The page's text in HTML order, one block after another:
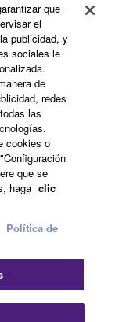
de uso
cookies
que
el
publicidad, y
sociales le
de
redes
las
cookies o
que se
haga clic
Política de